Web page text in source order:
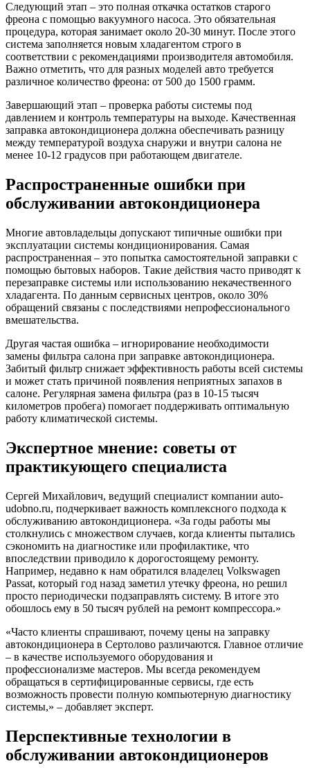
Следующий этап – это полная откачка остатков старого
фреона с помощью вакуумного насоса. Это обязательная
процедура, которая занимает около 20-30 минут. После этого
система заполняется новым хладагентом строго в
соответствии с рекомендациями производителя автомобиля.
Важно отметить, что для разных моделей авто требуется
различное количество фреона: от 500 до 1500 грамм.
Завершающий этап – проверка работы системы под
давлением и контроль температуры на выходе. Качественная
заправка автокондиционера должна обеспечивать разницу
между температурой воздуха снаружи и внутри салона не
менее 10-12 градусов при работающем двигателе.
Распространенные ошибки при
обслуживании автокондиционера
Многие автовладельцы допускают типичные ошибки при
эксплуатации системы кондиционирования. Самая
распространенная – это попытка самостоятельной заправки с
помощью бытовых наборов. Такие действия часто приводят к
перезаправке системы или использованию некачественного
хладагента. По данным сервисных центров, около 30%
обращений связаны с последствиями непрофессионального
вмешательства.
Другая частая ошибка – игнорирование необходимости
замены фильтра салона при заправке автокондиционера.
Забитый фильтр снижает эффективность работы всей системы
и может стать причиной появления неприятных запахов в
салоне. Регулярная замена фильтра (раз в 10-15 тысяч
километров пробега) помогает поддерживать оптимальную
работу климатической системы.
Экспертное мнение: советы от
практикующего специалиста
Сергей Михайлович, ведущий специалист компании auto-
udobno.ru, подчеркивает важность комплексного подхода к
обслуживанию автокондиционера. «За годы работы мы
столкнулись с множеством случаев, когда клиенты пытались
сэкономить на диагностике или профилактике, что
впоследствии приводило к дорогостоящему ремонту.
Например, недавно к нам обратился владелец Volkswagen
Passat, который год назад заметил утечку фреона, но решил
просто периодически подзаправлять систему. В итоге это
обошлось ему в 50 тысяч рублей на ремонт компрессора.»
«Часто клиенты спрашивают, почему цены на заправку
автокондиционера в Сертолово различаются. Главное отличие
– в качестве используемого оборудования и
профессионализме мастеров. Мы всегда рекомендуем
обращаться в сертифицированные сервисы, где есть
возможность провести полную компьютерную диагностику
системы,» – добавляет эксперт.
Перспективные технологии в
обслуживании автокондиционеров